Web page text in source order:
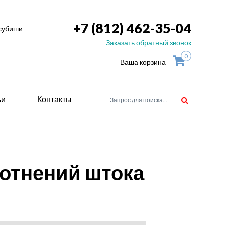
+7 (812) 462-35-04
Заказать обратный звонок
Ваша корзина
0
Контакты
штока